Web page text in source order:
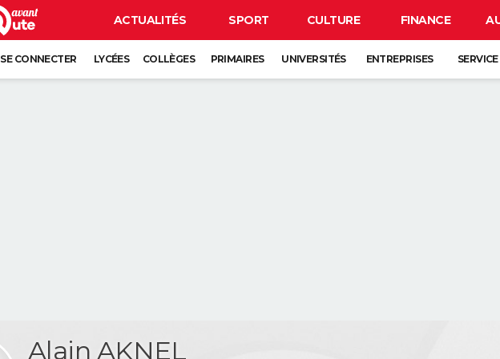
ACTUALITÉS SPORT CULTURE FINANCE
SE CONNECTER LYCÉES COLLÈGES PRIMAIRES UNIVERSITÉS ENTREPRISES
Alain AKNEL